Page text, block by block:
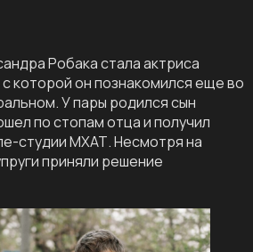
Робака стала актриса
которой он познакомился еще во
У пары родился сын
по стопам отца и получил
студии МХАТ. Несмотря на
приняли решение